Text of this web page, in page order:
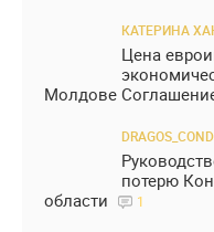
КАТЕРИНА
Цена
Молдове
потерю
области
1